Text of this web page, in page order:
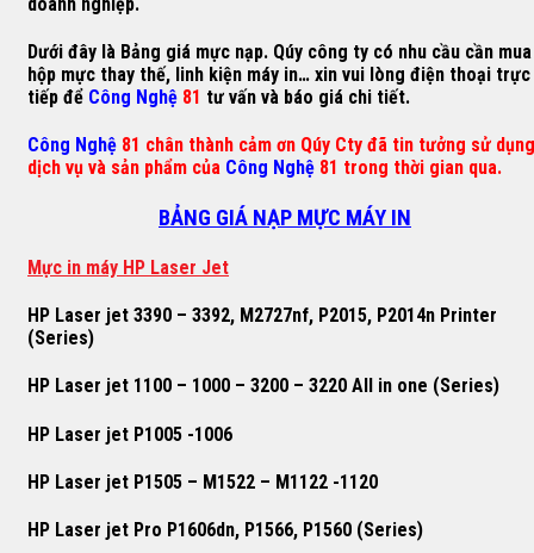
Dưới đây là Bảng giá mực nạp. Qúy công ty có nhu cầu cần mua
hộp mực thay thế, linh kiện máy in… xin vui lòng điện thoại trực
tiếp để Công Nghệ 81 tư vấn và báo giá chi tiết.
Công Nghệ 81 chân thành cảm ơn Qúy Cty đã tin tưởng sử dụng
dịch vụ và sản phẩm của Công Nghệ 81 trong thời gian qua.
BẢNG GIÁ NẠP MỰC MÁY IN
Mực in máy HP Laser Jet
HP Laser jet 3390 – 3392, M2727nf, P2015, P2014n Printer
(Series)
HP Laser jet 1100 – 1000 – 3200 – 3220 All in one (Series)
HP Laser jet P1005 -1006
HP Laser jet P1505 – M1522 – M1122 -1120
HP Laser jet Pro P1606dn, P1566, P1560 (Series)